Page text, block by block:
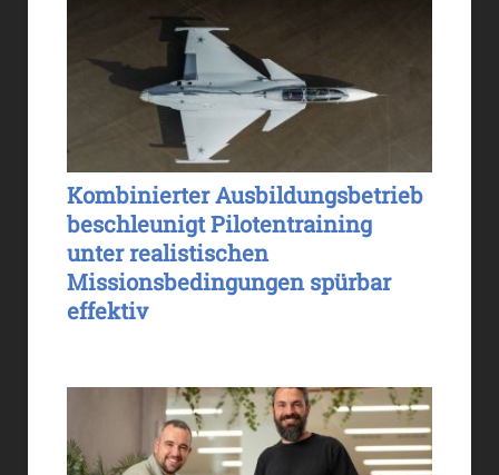
Kombinierter Ausbildungsbetrieb
beschleunigt Pilotentraining
unter realistischen
Missionsbedingungen spürbar
effektiv